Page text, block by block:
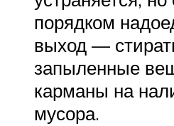
порядком
выход —
запыленные
карманы на
мусора.